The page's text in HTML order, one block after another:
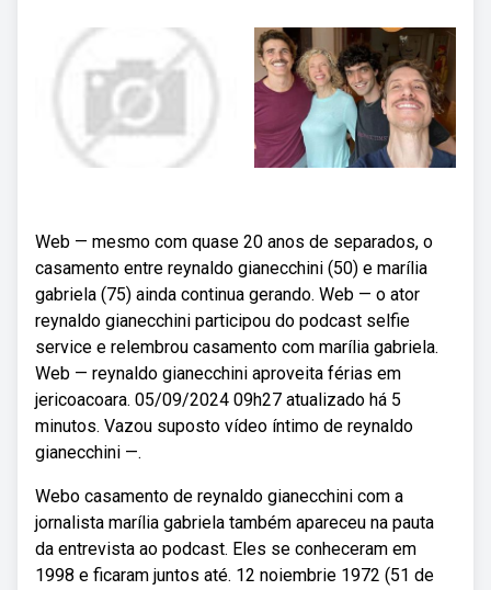
Web — mesmo com quase 20 anos de separados, o
casamento entre reynaldo gianecchini (50) e marília
gabriela (75) ainda continua gerando. Web — o ator
reynaldo gianecchini participou do podcast selfie
service e relembrou casamento com marília gabriela.
Web — reynaldo gianecchini aproveita férias em
jericoacoara. 05/09/2024 09h27 atualizado há 5
minutos. Vazou suposto vídeo íntimo de reynaldo
gianecchini —.
Webo casamento de reynaldo gianecchini com a
jornalista marília gabriela também apareceu na pauta
da entrevista ao podcast. Eles se conheceram em
1998 e ficaram juntos até. 12 noiembrie 1972 (51 de